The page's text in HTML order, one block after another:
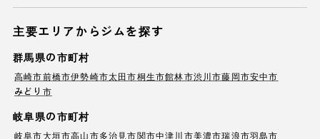
主要エリアからジムを探す
群馬県の市町村
高崎市前橋市伊勢崎市太田市桐生市館林市渋川市藤岡市安中市
みどり市
岐阜県の市町村
岐阜市大垣市高山市多治見市関市中津川市美濃市瑞浪市羽島市